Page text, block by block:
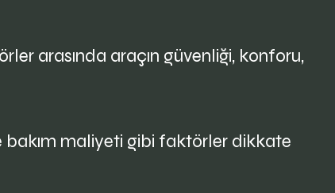
arasında araçın güvenliği, konforu,
bakım maliyeti gibi faktörler dikkate